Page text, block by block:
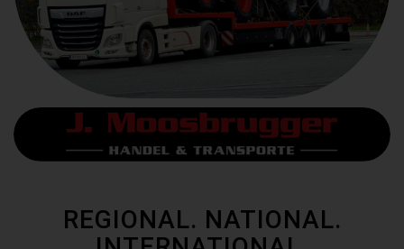
REGIONAL. NATIONAL.